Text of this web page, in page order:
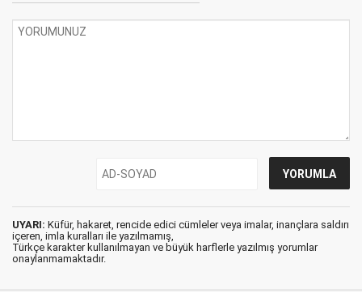
UYARI: Küfür, hakaret, rencide edici cümleler veya imalar, inançlara saldırı
içeren, imla kuralları ile yazılmamış,
Türkçe karakter kullanılmayan ve büyük harflerle yazılmış yorumlar
onaylanmamaktadır.